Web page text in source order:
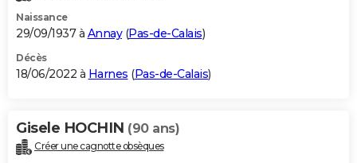
Naissance
29/09/1937 à Annay(Pas-de-Calais)
Décès
18/06/2022 à Harnes (Pas-de-Calais)
Gisele HOCHIN (90 ans)
Créer une cagnotte obsèques